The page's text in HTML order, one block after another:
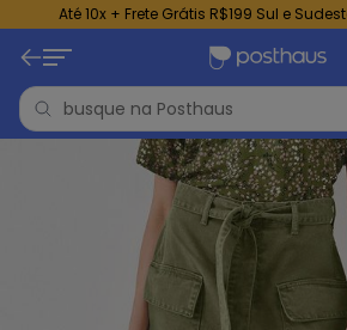
Até 10x + Frete Grátis R$199 Sul e